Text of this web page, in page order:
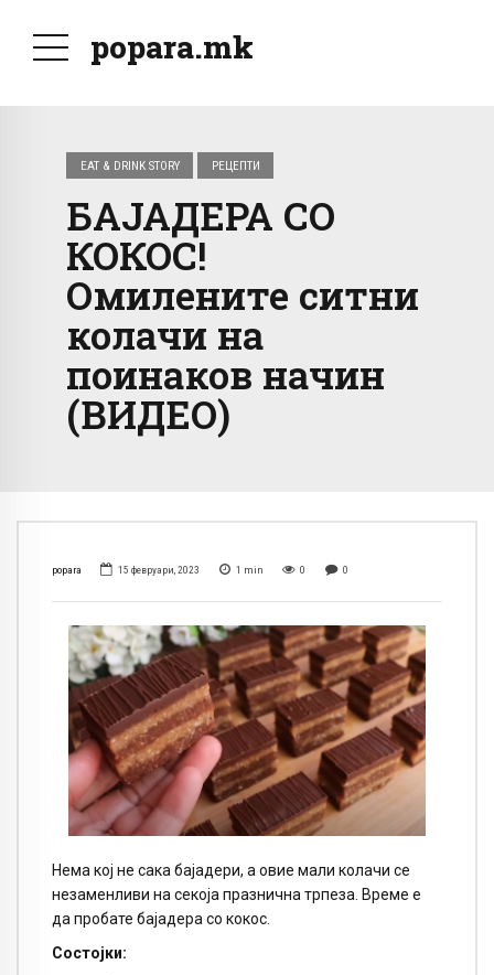
popara.mk
EAT & DRINK STORY РЕЦЕПТИ
БАЈАДЕРА СО
КОКОС!
Омилените ситни
колачи на
поинаков начин
(ВИДЕО)
popara 15 февруари, 2023 1 min 0 0
Нема кој не сака бајадери, а овие мали колачи се
незаменливи на секоја празнична трпеза. Време е
да пробате бајадера со кокос.
Состојки: